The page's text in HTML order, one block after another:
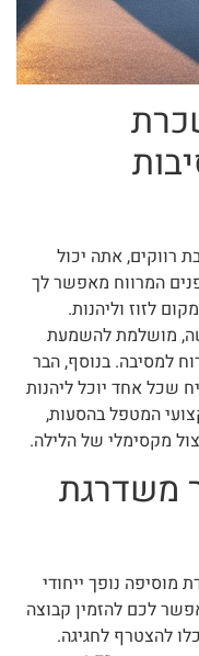
רווקים, אתה יכול
המרווח מאפשר לך
לזוז וליהנות.
מושלמת להשמעת
למסיבה. בנוסף, הבר
שכל אחד יוכל ליהנות
המטפל בהסעות,
מקסימלי של הלילה.
משדרגת
מוסיפה נופך ייחודי
לכם להזמין קבוצה
להצטרף לחגיגה.